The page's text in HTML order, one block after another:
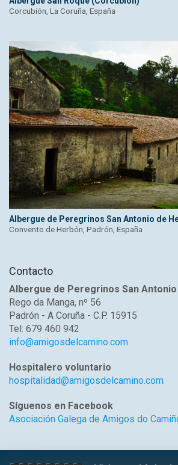
Corcubión, La Coruña, España
Albergue de Peregrinos San Antonio de
Convento de Herbón, Padrón, España
Contacto
Albergue de Peregrinos San
Rego da Manga, nº 56
Padrón - A Coruña - C.P. 15915
Tel: 679 460 942
info@amigosdelcamino.com
Hospitalero voluntario
hospitalidad@amigosdelcamino.com
Síguenos en Facebook
Asociación Galega de Amigos do